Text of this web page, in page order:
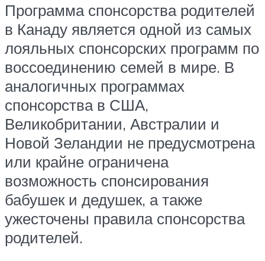
Программа спонсорства родителей
в Канаду является одной из самых
лояльных спонсорских программ по
воссоединению семей в мире. В
аналогичных программах
спонсорства в США,
Великобритании, Австралии и
Новой Зеландии не предусмотрена
или крайне ограничена
возможность спонсирования
бабушек и дедушек, а также
ужесточены правила спонсорства
родителей.